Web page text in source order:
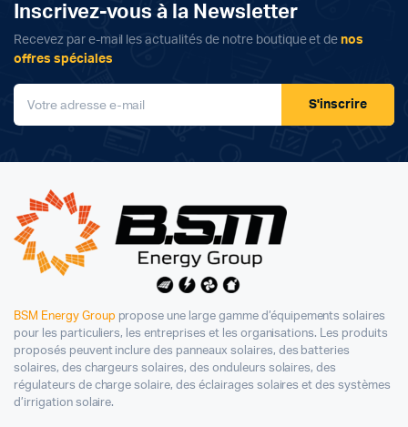
Inscrivez-vous à la Newsletter
Recevez par e-mail les actualités de notre boutique et denos
offres spéciales
S'inscrire
BSM Energy Group propose une large gamme d’équipements solaires
pour les particuliers, les entreprises et les organisations. Les produits
proposés peuvent inclure des panneaux solaires, des batteries
solaires, des chargeurs solaires, des onduleurs solaires, des
régulateurs de charge solaire, des éclairages solaires et des systèmes
d’irrigation solaire.